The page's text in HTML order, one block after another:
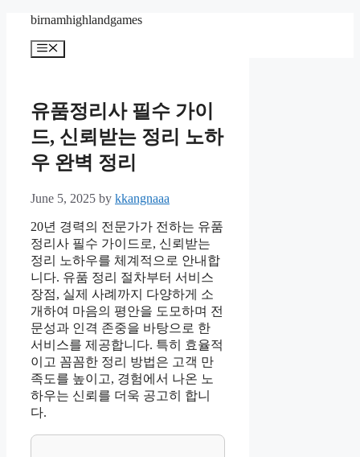
content
birnamhighlandgames
Menu
유품정리사 필수 가이
드, 신뢰받는 정리 노하
우 완벽 정리
June 5, 2025 by kkangnaaa
20년 경력의 전문가가 전하는 유품
정리사 필수 가이드로, 신뢰받는
정리 노하우를 체계적으로 안내합
니다. 유품 정리 절차부터 서비스
장점, 실제 사례까지 다양하게 소
개하여 마음의 평안을 도모하며 전
문성과 인격 존중을 바탕으로 한
서비스를 제공합니다. 특히 효율적
이고 꼼꼼한 정리 방법은 고객 만
족도를 높이고, 경험에서 나온 노
하우는 신뢰를 더욱 공고히 합니
다.